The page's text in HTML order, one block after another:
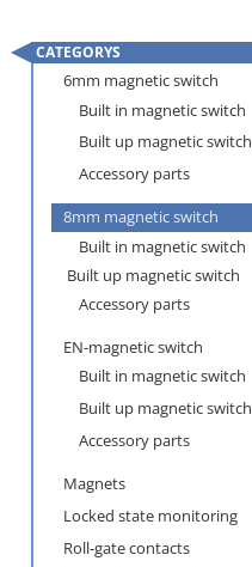
CATEGORYS
Skip
navigation
6mm magnetic switch
Built in magnetic switch
Built up magnetic switch
Accessory parts
8mm magnetic switch
Built in magnetic switch
Built up magnetic switch
Accessory parts
EN-magnetic switch
Built in magnetic switch
Built up magnetic switch
Accessory parts
Magnets
Locked state monitoring
Roll-gate contacts